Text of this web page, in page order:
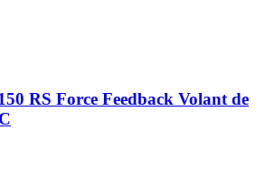
RS Force Feedback Volant de